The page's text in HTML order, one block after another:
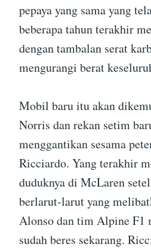
pepaya yang sama yang
beberapa tahun terakhir
dengan tambalan serat
mengurangi berat
Mobil baru itu akan
Norris dan rekan setim
menggantikan sesama
Ricciardo. Yang terakhir
duduknya di McLaren
berlarut-larut yang
Alonso dan tim Alpine F1
sudah beres sekarang.